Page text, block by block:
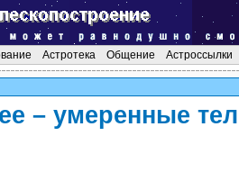
Астротека Общение Астроссылки
– умеренные